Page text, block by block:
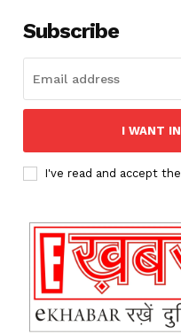
Subscribe
I WANT IN
I've read and accept the